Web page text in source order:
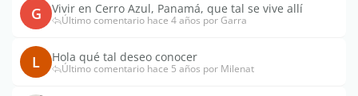
G Vivir en Cerro Azul, Panamá, que tal se vive allí
Último comentario hace 4 años por Garra
L Hola qué tal deseo conocer
Último comentario hace 5 años por Milenat